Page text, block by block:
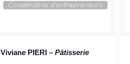
Viviane PIERI –Pâtisserie